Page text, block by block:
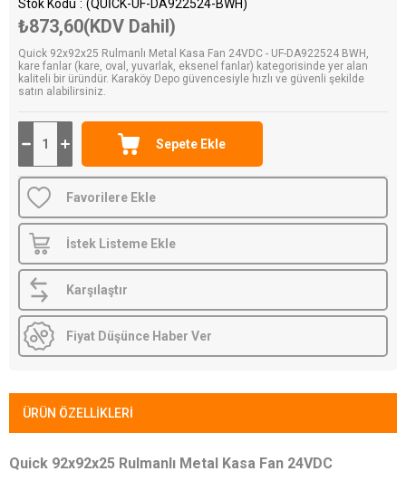
Stok Kodu (QUİCK-UF-DA922524-BWH)
₺873,60(KDV Dahil)
Quick 92x92x25 Rulmanlı Metal Kasa Fan 24VDC - UF-DA922524 BWH,
kare fanlar (kare, oval, yuvarlak, eksenel fanlar) kategorisinde yer alan
kaliteli bir üründür. Karaköy Depo güvencesiyle hızlı ve güvenli şekilde
satın alabilirsiniz.
Favorilere Ekle
İstek Listeme Ekle
Karşılaştır
Fiyat Düşünce Haber Ver
ÜRÜN ÖZELLIKLERI
Quick 92x92x25 Rulmanlı Metal Kasa Fan 24VDC